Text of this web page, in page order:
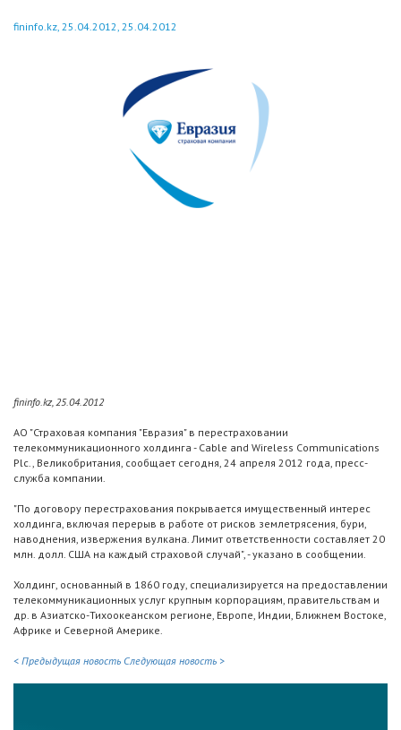
fininfo.kz, 25.04.2012, 25.04.2012
fininfo.kz, 25.04.2012
АО "Страховая компания "Евразия" в перестраховании
телекоммуникационного холдинга - Cable and Wireless Communications
Plc., Великобритания, сообщает сегодня, 24 апреля 2012 года, пресс-
служба компании.
"По договору перестрахования покрывается имущественный интерес
холдинга, включая перерыв в работе от рисков землетрясения, бури,
наводнения, извержения вулкана. Лимит ответственности составляет 20
млн. долл. США на каждый страховой случай", - указано в сообщении.
Холдинг, основанный в 1860 году, специализируется на предоставлении
телекоммуникационных услуг крупным корпорациям, правительствам и
др. в Азиатско-Тихоокеанском регионе, Европе, Индии, Ближнем Востоке,
Африке и Северной Америке.
< Предыдущая новость Следующая новость >